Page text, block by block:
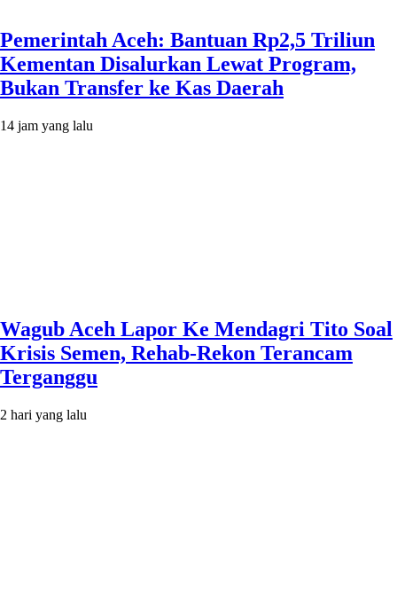
Pemerintah Aceh: Bantuan Rp2,5 Triliun
Kementan Disalurkan Lewat Program,
Bukan Transfer ke Kas Daerah
14 jam yang lalu
Wagub Aceh Lapor Ke Mendagri Tito Soal
Krisis Semen, Rehab-Rekon Terancam
Terganggu
2 hari yang lalu